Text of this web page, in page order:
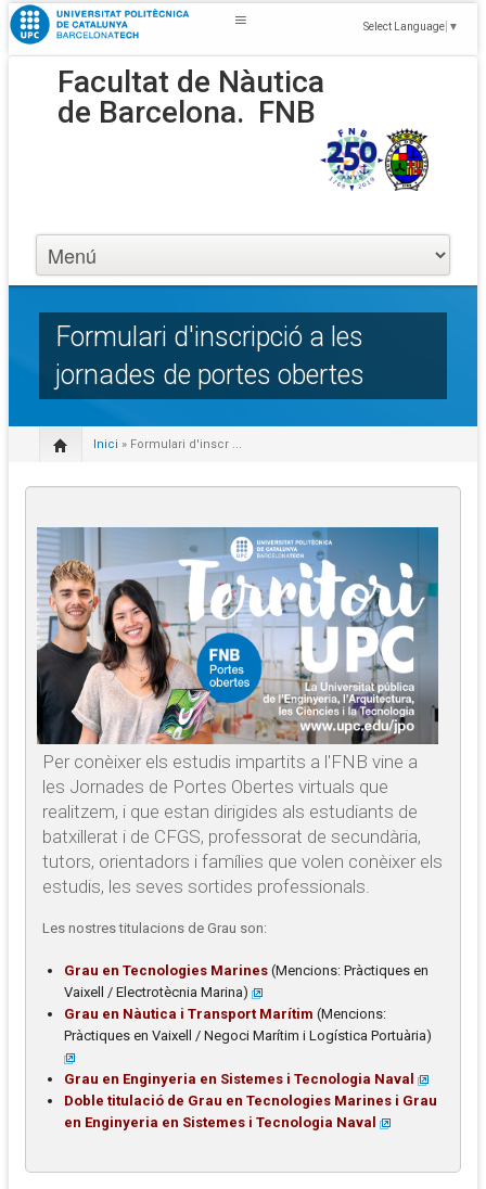
Select Language ▼
Facultat de Nàutica
de Barcelona. FNB
Formulari d'inscripció a les
jornades de portes obertes
Inici » Formulari d'inscr ...
Per conèixer els estudis impartits a l'FNB vine a
les Jornades de Portes Obertes virtuals que
realitzem, i que estan dirigides als estudiants de
batxillerat i de CFGS, professorat de secundària,
tutors, orientadors i famílies que volen conèixer els
estudis, les seves sortides professionals.
Les nostres titulacions de Grau son:
Grau en Tecnologies Marines (Mencions: Pràctiques en
Vaixell / Electrotècnia Marina)
Grau en Nàutica i Transport Marítim (Mencions:
Pràctiques en Vaixell / Negoci Marítim i Logística Portuària)
Grau en Enginyeria en Sistemes i Tecnologia Naval
Doble titulació de Grau en Tecnologies Marines i Grau
en Enginyeria en Sistemes i Tecnologia Naval